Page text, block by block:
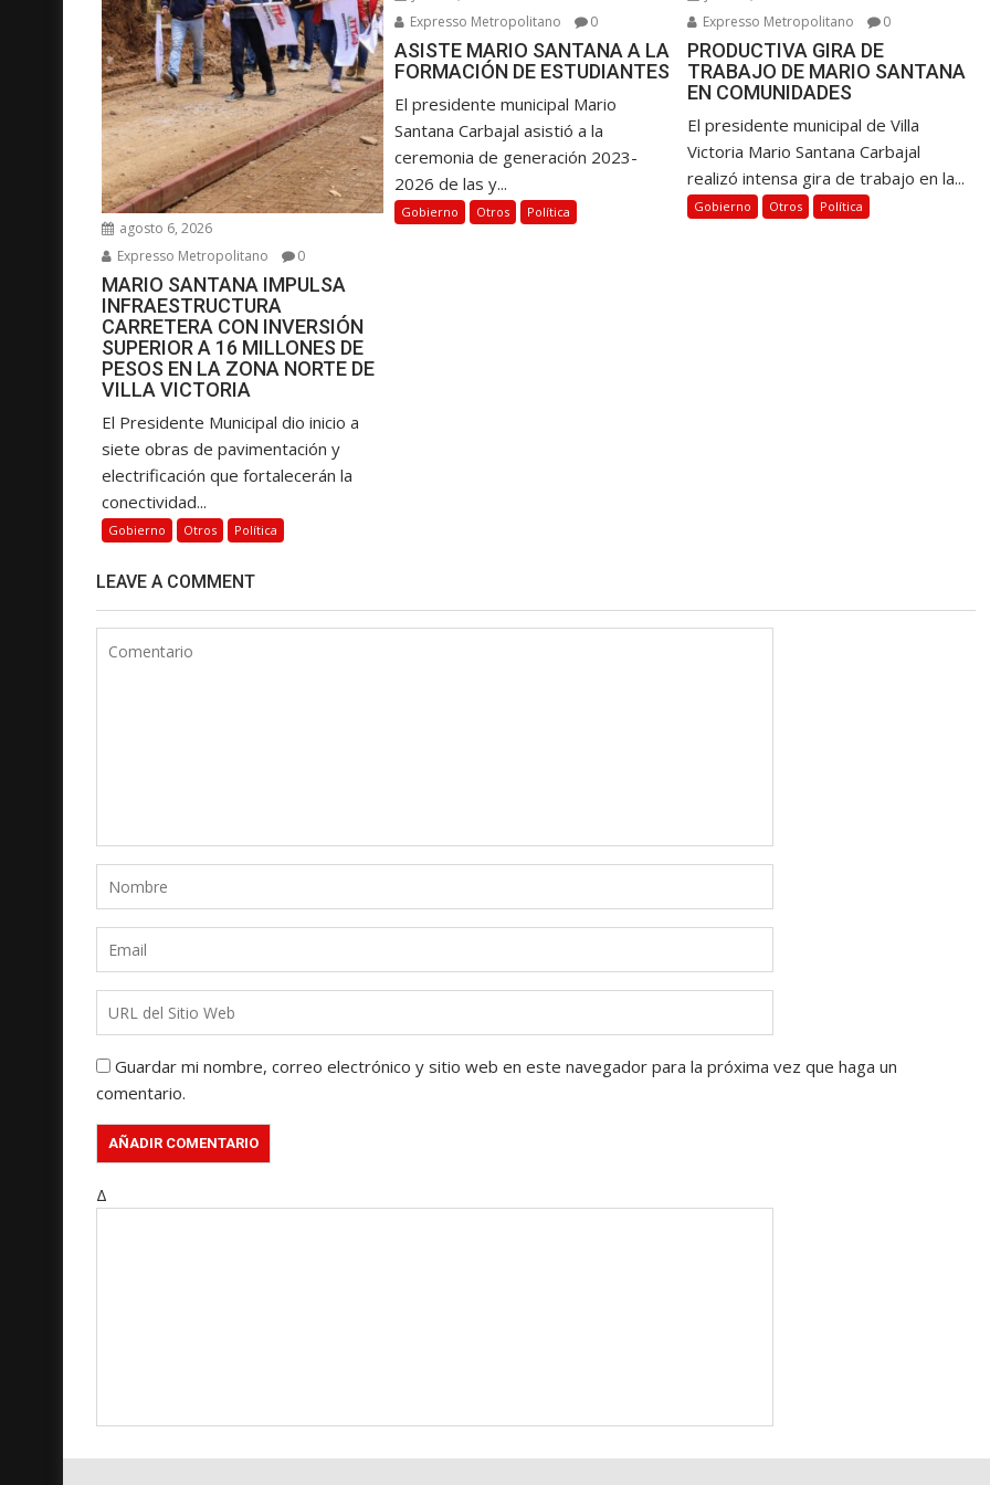
t
r
a
d
a
s
agosto 6, 2026
Expresso Metropolitano
0
MARIO SANTANA IMPULSA
INFRAESTRUCTURA
CARRETERA CON INVERSIÓN
SUPERIOR A 16 MILLONES DE
PESOS EN LA ZONA NORTE DE
VILLA VICTORIA
El Presidente Municipal dio inicio a
siete obras de pavimentación y
electrificación que fortalecerán la
conectividad...
Gobierno Otros Política
Expresso Metropolitano
0
ASISTE MARIO SANTANA A LA
FORMACIÓN DE ESTUDIANTES
El presidente municipal Mario
Santana Carbajal asistió a la
ceremonia de generación 2023-
2026 de las y...
Gobierno Otros Política
Expresso Metropolitano
0
PRODUCTIVA GIRA DE
TRABAJO DE MARIO SANTANA
EN COMUNIDADES
El presidente municipal de Villa
Victoria Mario Santana Carbajal
realizó intensa gira de trabajo en la...
Gobierno Otros Política
LEAVE A COMMENT
Guardar mi nombre, correo electrónico y sitio web en este navegador para la próxima vez que haga un
comentario.
Δ